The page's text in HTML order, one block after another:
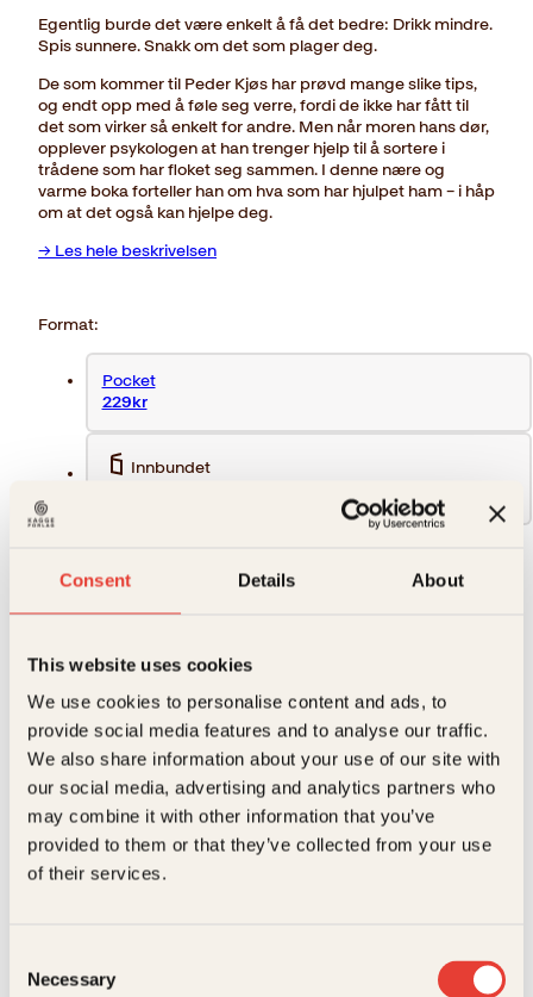
Consent Details About
This website uses cookies
We use cookies to personalise content and ads, to
provide social media features and to analyse our traffic.
We also share information about your use of our site with
our social media, advertising and analytics partners who
may combine it with other information that you’ve
provided to them or that they’ve collected from your use
of their services.
Selection
Necessary
Egentlig burde det være enkelt å få det bedre: Drikk mindre.
Spis sunnere. Snakk om det som plager deg.
De som kommer til Peder Kjøs har prøvd mange slike tips,
og endt opp med å føle seg verre, fordi de ikke har fått til
det som virker så enkelt for andre. Men når moren hans dør,
opplever psykologen at han trenger hjelp til å sortere i
trådene som har floket seg sammen. I denne nære og
varme boka forteller han om hva som har hjulpet ham – i håp
om at det også kan hjelpe deg.
→ Les hele beskrivelsen
Format:
Pocket
229kr
Innbundet
429kr
mengden
Du
få
det
bedre
antall
mengden
Beskrivelse
Beskrivelse
De som kommer til Peder Kjøs har prøvd mange
Ekstra detaljer
Sjangere
Personlige
Relaterte produkter